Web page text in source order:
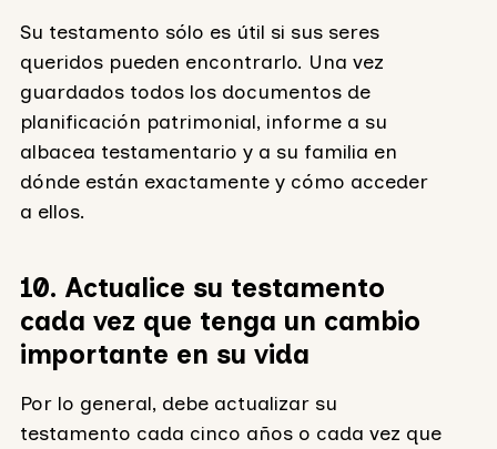
Su testamento sólo es útil si sus seres
queridos pueden encontrarlo. Una vez
guardados todos los documentos de
planificación patrimonial, informe a su
albacea testamentario y a su familia en
dónde están exactamente y cómo acceder
a ellos.
10. Actualice su testamento
cada vez que tenga un cambio
importante en su vida
Por lo general, debe actualizar su
testamento cada cinco años o cada vez que